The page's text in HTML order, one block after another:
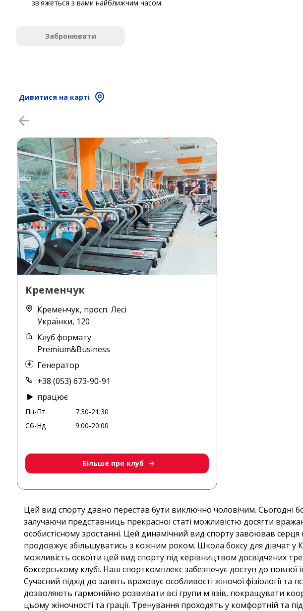
зв'яжеться з вами найближчим часом.
Забронювати
Дивитися на карті
Кременчук
Кременчук, просп. Лесі
Українки, 120
Клуб формату
Premium&Business
Генератор
+38 (053) 673-90-91
працює
Пн-Пт
7:30-21:30
Сб-Нд
9:00-20:00
Більше про клуб
Цей вид спорту давно перестав бути виключно чоловічим. Сьогодні
залучаючи представниць прекрасної статі можливістю досягти
особистісному зростанні. Цей динамічний вид спорту завоював серця
продовжує збільшуватись з кожним роком. Школа боксу для дівчат у
можливість освоїти цей вид спорту під керівництвом досвідчених
боксерському клубі. Наш спорткомплекс забезпечує доступ до повної
Сучасний підхід до занять враховує особливості жіночої фізіології та
дозволяють гармонійно розвивати всі групи м'язів, покращувати
цьому жіночності та грації. Тренування проходять у комфортній та